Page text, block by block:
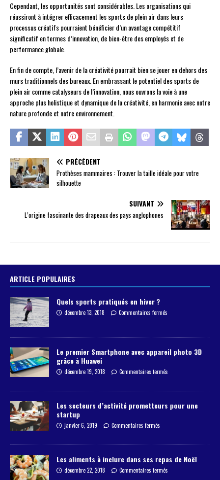
Cependant, les opportunités sont considérables. Les organisations qui
réussiront à intégrer efficacement les sports de plein air dans leurs
processus créatifs pourraient bénéficier d’un avantage compétitif
significatif en termes d’innovation, de bien-être des employés et de
performance globale.
En fin de compte, l’avenir de la créativité pourrait bien se jouer en dehors des
murs traditionnels des bureaux. En embrassant le potentiel des sports de
plein air comme catalyseurs de l’innovation, nous ouvrons la voie à une
approche plus holistique et dynamique de la créativité, en harmonie avec notre
nature profonde et notre environnement.
PRÉCÉDENT
Prothèses mammaires : Trouver la taille idéale pour votre
silhouette
SUIVANT
L’origine fascinante des drapeaux des pays anglophones
ARTICLE POPULAIRES
Quels sports pratiqués en hiver ?
décembre 13, 2018 Commentaires fermés
Le premier Smartphone avec appareil photo 3D
grâce à Huawei
décembre 19, 2018 Commentaires fermés
Les secteurs d’activité prometteurs pour une
startup
janvier 6, 2019 Commentaires fermés
Les aliments à inclure dans ses repas de Noël
décembre 22, 2018 Commentaires fermés